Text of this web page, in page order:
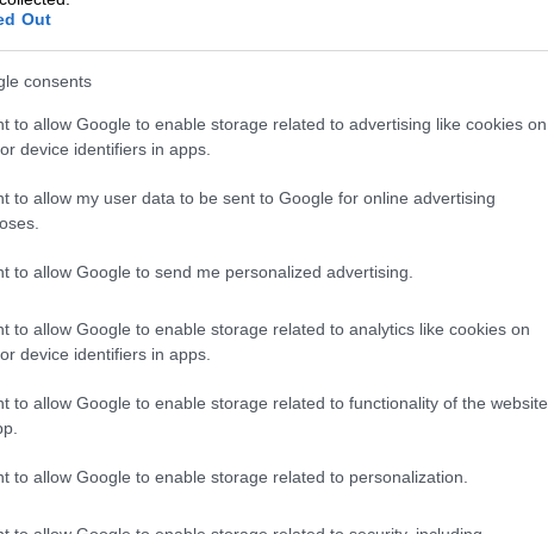
Out
consents
to allow Google to enable storage related to advertising like cookies on
device identifiers in apps.
to allow my user data to be sent to Google for online advertising
to allow Google to send me personalized advertising.
to allow Google to enable storage related to analytics like cookies on
device identifiers in apps.
to allow Google to enable storage related to functionality of the website
to allow Google to enable storage related to personalization.
2018)
Τουράμ (142)